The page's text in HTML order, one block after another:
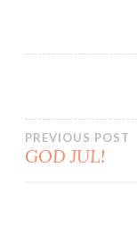
PREVIOUS POST
GOD JUL!